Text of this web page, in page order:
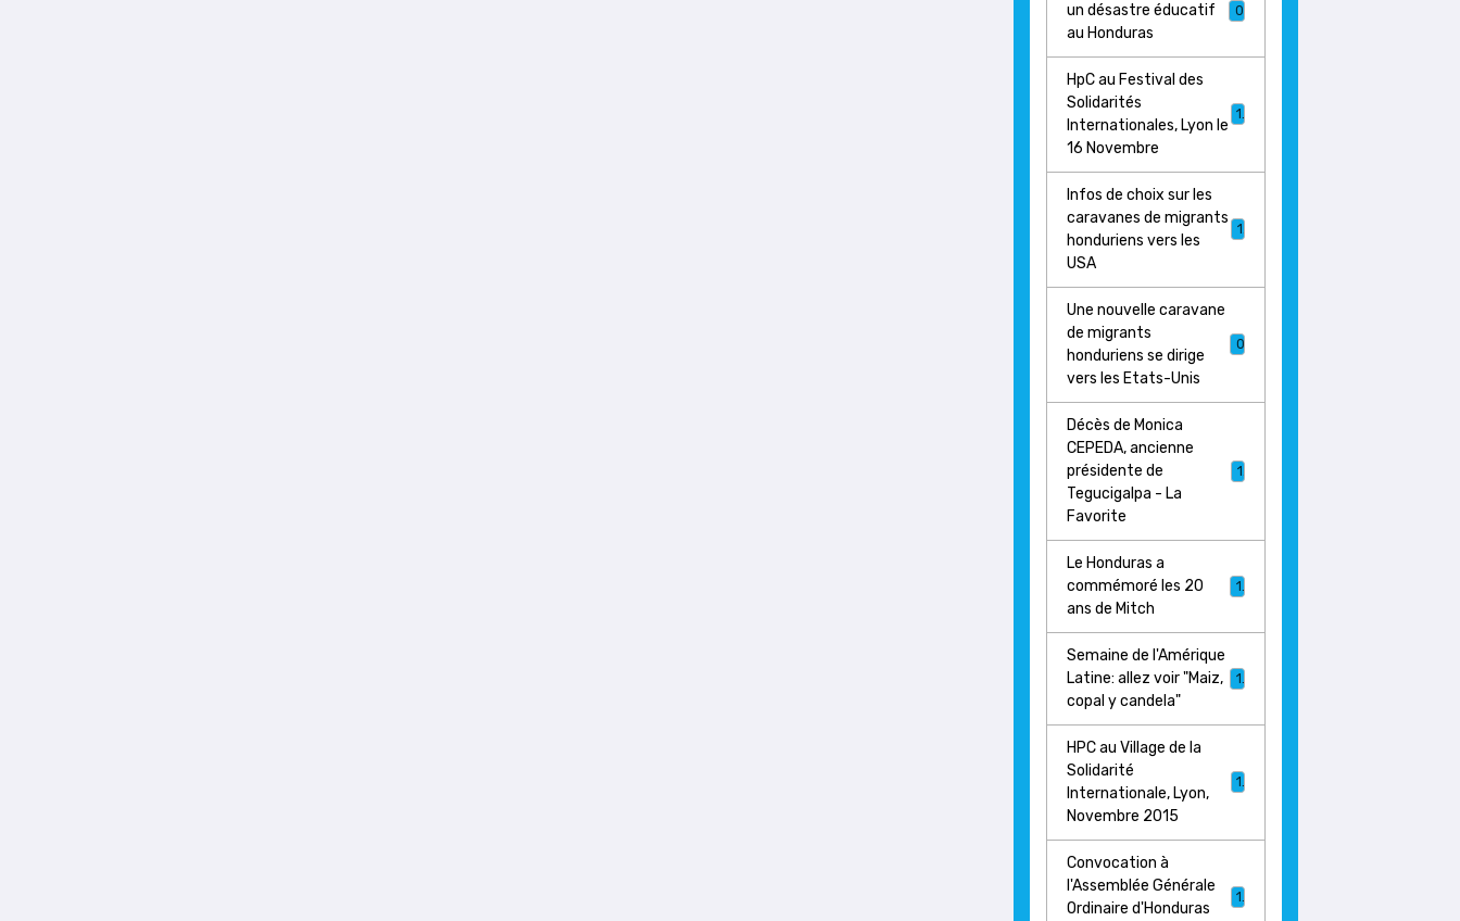
un désastre éducatif
au Honduras
HpC au Festival des
Solidarités
Internationales, Lyon le
16 Novembre
1
Infos de choix sur les
caravanes de migrants
honduriens vers les
USA
1
Une nouvelle caravane
de migrants
honduriens se dirige
vers les Etats-Unis
Décès de Monica
CEPEDA, ancienne
présidente de
Tegucigalpa - La
Favorite
Le Honduras a
commémoré les 20
ans de Mitch
Semaine de l'Amérique
Latine: allez voir "Maiz,
copal y candela"
HPC au Village de la
Solidarité
Internationale, Lyon,
Novembre 2015
1
Convocation à
l'Assemblée Générale
Ordinaire d'Honduras
1